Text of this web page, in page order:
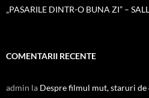
„PASARILE DINTR-O BUNA ZI” –
COMENTARII RECENTE
admin la Despre filmul mut, staruri de